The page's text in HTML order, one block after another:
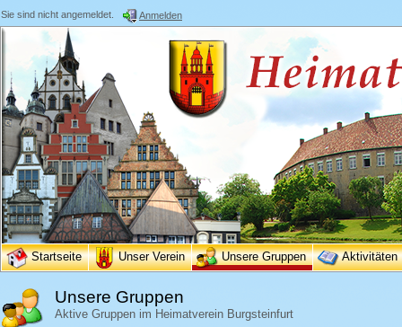
Sie sind nicht angemeldet. Anmelden
Startseite Unser Verein Unsere Gruppen Aktivitäten
Unsere Gruppen
Aktive Gruppen im Heimatverein Burgsteinfurt